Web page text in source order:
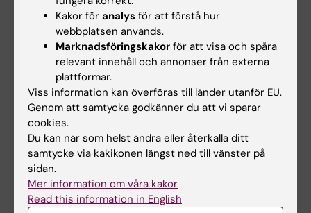
och din stora betydelse.
Mai-Lis Hellénius fortsätter som affilierad till
Karolinska Institutet.
Tags
Folkhälsovetenskap
Kakor för analys för att förstå hur
webbplatsen används.
Marknadsföringskakor för att visa och spåra
relevant innehåll och annonser från externa
plattformar.
Viss information kan överföras till länder utanför EU.
Genom att samtycka godkänner du att vi sparar
cookies.
Du kan när som helst ändra eller återkalla ditt
samtycke via kakikonen längst ned till vänster på
sidan.
Mer information om våra kakor
Read this information in English